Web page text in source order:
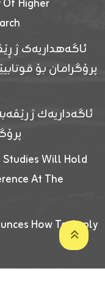
Higher
ئاگەهداریەک ژ
ئاگەداریەك ژ
Studies Will Hold
At The
How To Apply